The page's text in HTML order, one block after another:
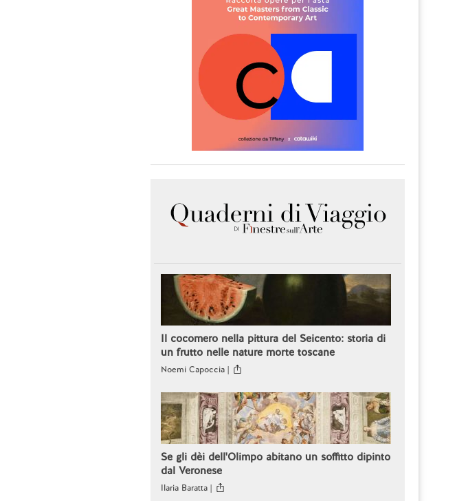
Il cocomero nella pittura del Seicento: storia di
un frutto nelle nature morte toscane
Noemi Capoccia |
Se gli dèi dell'Olimpo abitano un soffitto dipinto
dal Veronese
Ilaria Baratta |